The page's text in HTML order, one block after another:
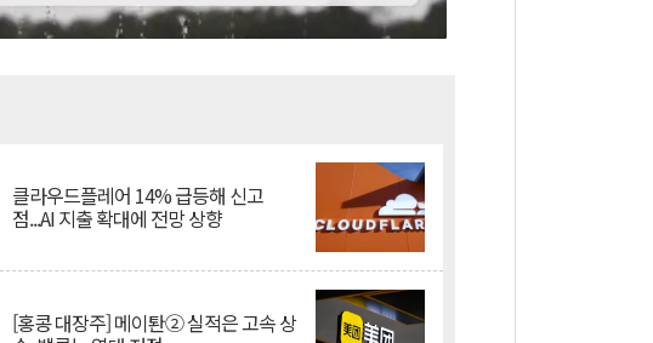
클라우드플레어 14% 급등해 신고
점...AI 지출 확대에 전망 상향
[홍콩 대장주] 메이퇀② 실적은 고속 상